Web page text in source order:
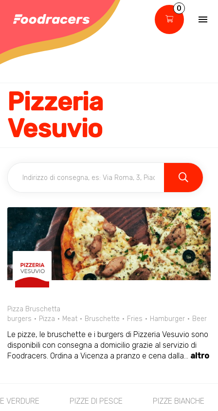
0
Pizzeria
Vesuvio
Pizza Bruschetta
burgers
Pizza Meat Bruschette Fries Hamburger Beer
Le pizze, le bruschette e i burgers di Pizzeria Vesuvio sono
disponibili con consegna a domicilio grazie al servizio di
Foodracers. Ordina a Vicenza a pranzo e cena dalla... altro
VERDURE PIZZE DI PESCE PIZZE BIANCHE